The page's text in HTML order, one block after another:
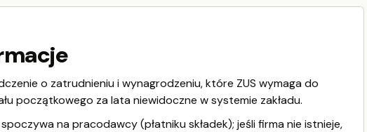
o zatrudnieniu i wynagrodzeniu, które ZUS wymaga do
początkowego za lata niewidoczne w systemie zakładu.
na pracodawcy (płatniku składek); jeśli firma nie istnieje,